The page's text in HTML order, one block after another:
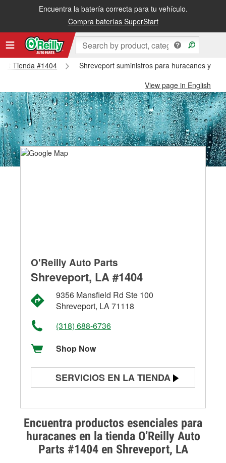
Encuentra la batería correcta para tu vehículo.
Compra baterías SuperStart
Tienda #1404
Shreveport suministros para huracanes y
View page in English
Encuentra productos esenciales para
huracanes en la tienda O’Reilly Auto
Parts #1404 en Shreveport, LA
O'Reilly Auto Parts
Shreveport, LA #1404
9356 Mansfield Rd Ste 100
Shreveport, LA 71118
(318) 688-6736
Shop Now
SERVICIOS EN LA TIENDA
Prueba de alternadores y
arrancadores
Revisión de la luz "Check Engine"